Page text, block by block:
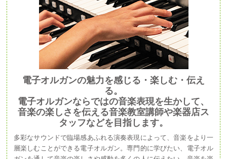
電子オルガンの魅力を感じる・楽しむ・伝え
る。
電子オルガンならではの音楽表現を生かして、
音楽の楽しさを伝える音楽教室講師や楽器店ス
タッフなどを目指します。
多彩なサウンドで臨場感あふれる演奏表現によって、音楽をより一
層楽しむことができる電子オルガン。専門的に学びたい、電子オル